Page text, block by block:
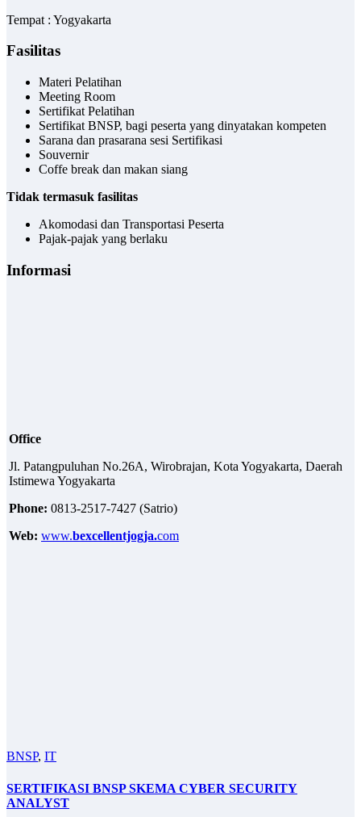
Tempat : Yogyakarta
Fasilitas
Materi Pelatihan
Meeting Room
Sertifikat Pelatihan
Sertifikat BNSP, bagi peserta yang dinyatakan kompeten
Sarana dan prasarana sesi Sertifikasi
Souvernir
Coffe break dan makan siang
Tidak termasuk fasilitas
Akomodasi dan Transportasi Peserta
Pajak-pajak yang berlaku
Informasi
Office
Jl. Patangpuluhan No.26A, Wirobrajan, Kota Yogyakarta, Daerah
Istimewa Yogyakarta
Phone: 0813-2517-7427 (Satrio)
Web: www.bexcellentjogja.com
BNSP, IT
SERTIFIKASI BNSP SKEMA CYBER SECURITY
ANALYST